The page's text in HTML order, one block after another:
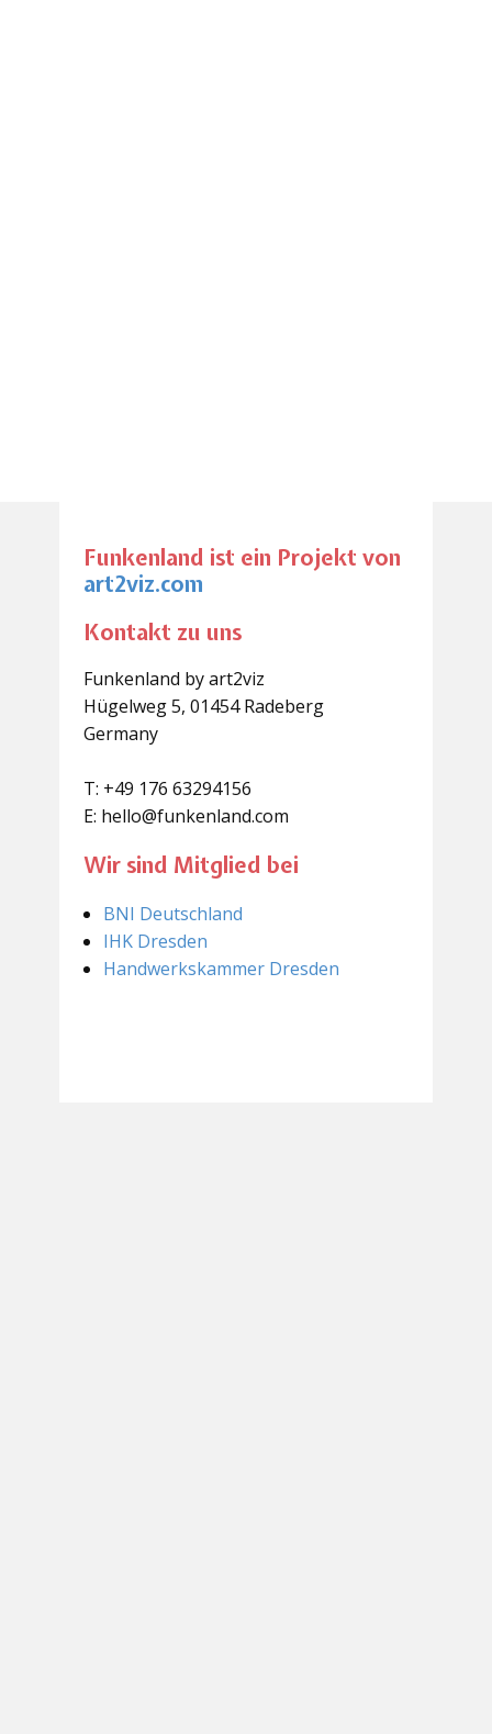
Funkenland ist ein Projekt von
art2viz.com
Kontakt zu uns
Funkenland by art2viz
Hügelweg 5, 01454 Radeberg
Germany
T: +49 176 63294156
E: hello@funkenland.com
Wir sind Mitglied bei
BNI Deutschland
IHK Dresden
Handwerkskammer Dresden